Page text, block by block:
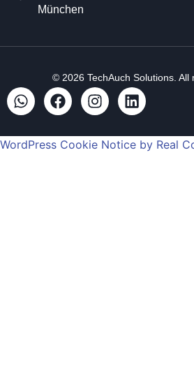
München
© 2026 TechAuch Solutions. All
WordPress Cookie Notice by Real